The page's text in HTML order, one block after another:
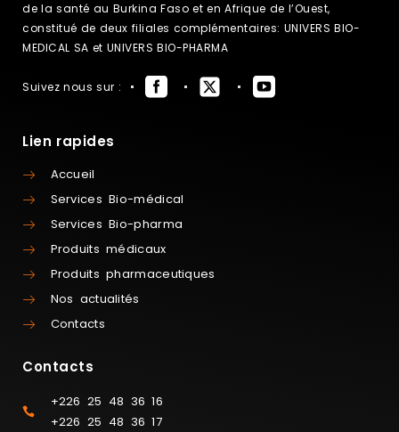
de la santé au Burkina Faso et en Afrique de l’Ouest,
constitué de deux filiales complémentaires: UNIVERS BIO-
MEDICAL SA et UNIVERS BIO-PHARMA
Suivez nous sur :
Lien rapides
Accueil
Services Bio-médical
Services Bio-pharma
Produits médicaux
Produits pharmaceutiques
Nos actualités
Contacts
Contacts
+226 25 48 36 16
+226 25 48 36 17